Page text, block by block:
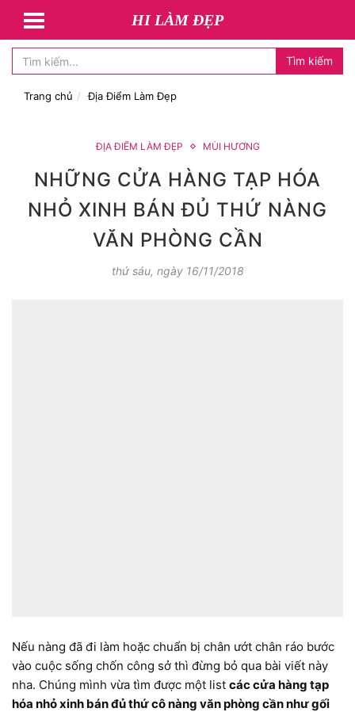
HI LÀM ĐẸP
Tìm kiếm
Trang chủ Địa Điểm Làm Đẹp
ĐỊA ĐIỂM LÀM ĐẸP MÙI HƯƠNG
NHỮNG CỬA HÀNG TẠP HÓA
NHỎ XINH BÁN ĐỦ THỨ NÀNG
VĂN PHÒNG CẦN
thứ sáu, ngày 16/11/2018
Nếu nàng đã đi làm hoặc chuẩn bị chân ướt chân ráo bước
vào cuộc sống chốn công sở thì đừng bỏ qua bài viết này
nha. Chúng mình vừa tìm được một list các cửa hàng tạp
hóa nhỏ xinh bán đủ thứ cô nàng văn phòng cần như gối